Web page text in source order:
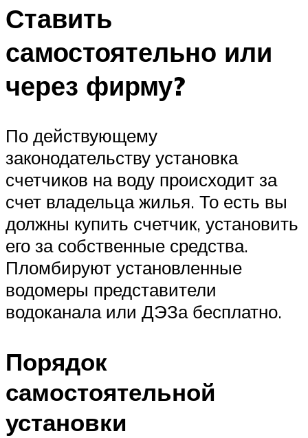
Ставить
самостоятельно или
через фирму?
По действующему
законодательству установка
счетчиков на воду происходит за
счет владельца жилья. То есть вы
должны купить счетчик, установить
его за собственные средства.
Пломбируют установленные
водомеры представители
водоканала или ДЭЗа бесплатно.
Порядок
самостоятельной
установки